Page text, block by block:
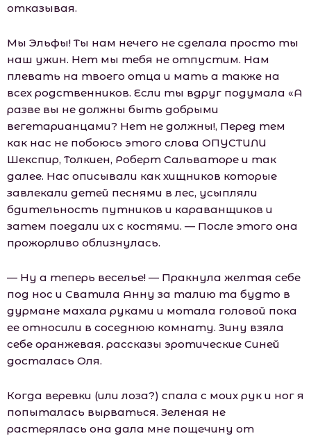
отказывая.
Мы Эльфы! Ты нам нечего не сделала просто ты
наш ужин. Нет мы тебя не отпустим. Нам
плевать на твоего отца и мать а также на
всех родственников. Если ты вдруг подумала «А
разве вы не должны быть добрыми
вегетарианцами? Нет не должны!, Перед тем
как нас не побоюсь этого слова ОПУСТИЛИ
Шекспир, Толкиен, Роберт Сальваторе и так
далее. Нас описывали как хищников которые
завлекали детей песнями в лес, усыпляли
бдительность путников и караванщиков и
затем поедали их с костями. — После этого она
прожорливо облизнулась.
— Ну а теперь веселье! — Пракнула желтая себе
под нос и Сватила Анну за талию та будто в
дурмане махала руками и мотала головой пока
ее относили в соседнюю комнату. Зину взяла
себе оранжевая. рассказы эротические Синей
досталась Оля.
Когда веревки (или лоза?) спала с моих рук и ног я
попыталась вырваться. Зеленая не
растерялась она дала мне пощечину от